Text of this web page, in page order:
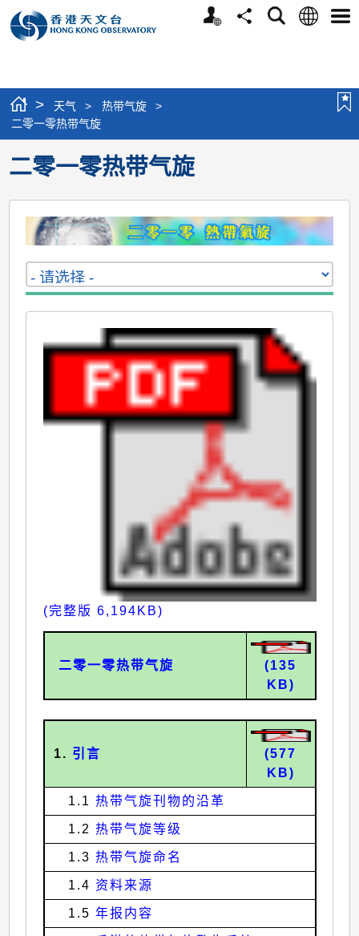
个
分
搜
语
选
> 天气 > 热带气旋
>
二零一零热带气旋
二零一零热带气旋
(完整版 6,194KB)
二零一零热带气旋
(135
KB)
1. 引言
(577
KB)
1.1 热带气旋刊物的沿革
1.2 热带气旋等级
1.3 热带气旋命名
1.4 资料来源
1.5 年报内容